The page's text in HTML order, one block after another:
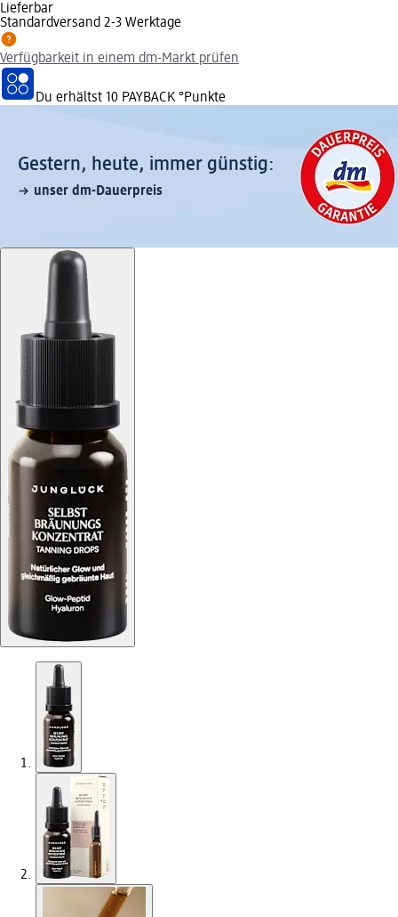
Lieferbar
Standardversand 2-3 Werktage
Verfügbarkeit in einem dm-Markt prüfen
Du erhältst 10 PAYBACK °Punkte
Gestern, heute, immer günstig:
unser dm-Dauerpreis